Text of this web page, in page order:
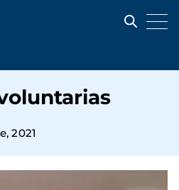
2021